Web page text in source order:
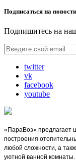
Подписаться на новости
Подпишитесь на
twitter
vk
facebook
youtube
«ПараВоз» предлагает
построения
любой сложности, а
уютной ванной комнаты.